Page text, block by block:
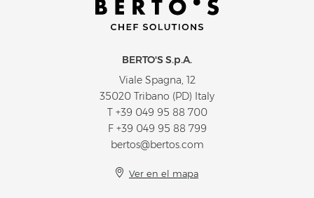
BERTO'S S.p.A.
Viale Spagna, 12
35020 Tribano (PD) Italy
T +39 049 95 88 700
F +39 049 95 88 799
bertos@bertos.com
Ver en el mapa